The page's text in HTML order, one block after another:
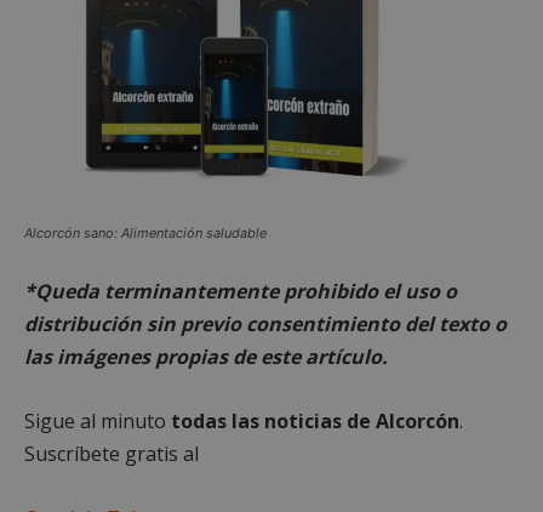
Alcorcón sano: Alimentación saludable
*Queda terminantemente prohibido el uso o
distribución sin previo consentimiento del texto o
las imágenes propias de este artículo.
Sigue al minuto todas las noticias de Alcorcón.
Suscríbete gratis al
sp_landing
Spotify Inc.
.youtube.com